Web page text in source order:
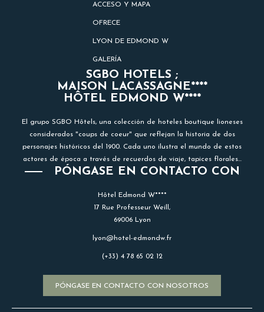
ACCESO Y MAPA
OFRECE
LYON DE EDMOND W
GALERÍA
SGBO HOTELS ;
MAISON LACASSAGNE****
HÔTEL EDMOND W****
El grupo SGBO Hôtels, una colección de hoteles boutique lioneses
considerados "coups de coeur" que reflejan la historia de dos
personajes históricos del 1900. Cada uno ilustra el mundo de estos
actores de época a través de recuerdos de viaje, tapices florales...
PÓNGASE EN CONTACTO CON
Hôtel Edmond W****
17 Rue Professeur Weill,
69006 Lyon
lyon@hotel-edmondw.fr
(+33) 4 78 65 02 12
PÓNGASE EN CONTACTO CON NOSOTROS